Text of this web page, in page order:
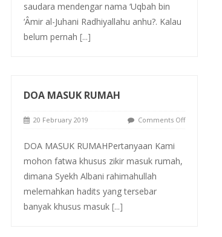
saudara mendengar nama ‘Uqbah bin
‘Âmir al-Juhani Radhiyallahu anhu?. Kalau
belum pernah [...]
DOA MASUK RUMAH
20 February 2019 Comments Off
DOA MASUK RUMAHPertanyaan Kami
mohon fatwa khusus zikir masuk rumah,
dimana Syekh Albani rahimahullah
melemahkan hadits yang tersebar
banyak khusus masuk [...]